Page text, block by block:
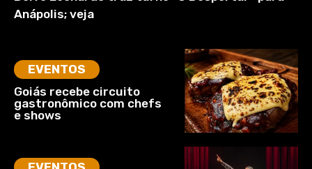
Anápolis; veja
EVENTOS
Goiás recebe circuito
gastronômico com chefs
e shows